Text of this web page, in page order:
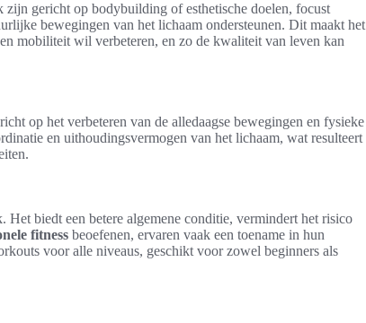
zijn gericht op bodybuilding of esthetische doelen, focust
bewegingen van het lichaam ondersteunen. Dit maakt het
mobiliteit wil verbeteren, en zo de kwaliteit van leven kan
op het verbeteren van de alledaagse bewegingen en fysieke
en uithoudingsvermogen van het lichaam, wat resulteert
Het biedt een betere algemene conditie, vermindert het risico
fitness beoefenen, ervaren vaak een toename in hun
voor alle niveaus, geschikt voor zowel beginners als